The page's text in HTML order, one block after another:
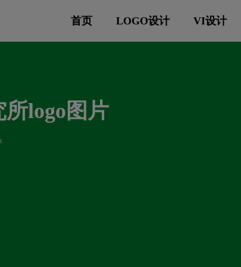
首页 LOGO设计 VI设计
logo图片